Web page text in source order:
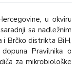
u okviru
sa nadležnim
Brčko distrikta BiH,
Pravilnika o
za mikrobiološke